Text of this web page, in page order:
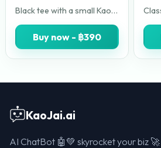
Black tee with a small KaoJai chest mark. Back print features the bold KaoJai.ai logo. Clean front, statement back, made for daily wear.
Buy now - ฿390
KaoJai.ai
AI ChatBot 🤖💚 skyrocket your biz 🚀